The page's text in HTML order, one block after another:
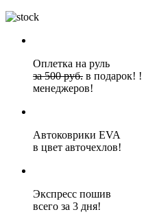
Оплетка на руль
за 500 руб. в подарок! !
менеджеров!
Автоковрики EVA
в цвет авточехлов!
Экспресс пошив
всего за 3 дня!